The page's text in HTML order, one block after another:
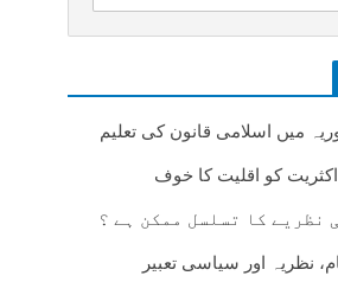
میں اسلامی قانون کی تعلیم
کو اقلیت کا خوف
نظریے کا تسلسل ممکن ہے ؟
نظریہ اور سیاسی تعبیر